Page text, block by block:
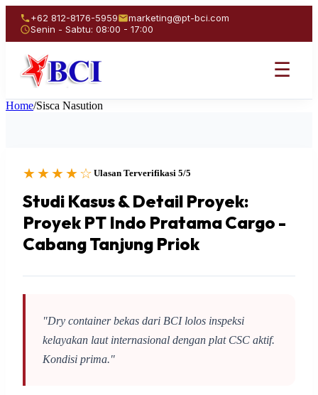
+62 812-8176-5959
marketing@pt-bci.com
Senin - Sabtu: 08:00 - 17:00
☰
Home/Sisca Nasution
★★★★☆ Ulasan Terverifikasi 5/5
Studi Kasus & Detail Proyek:
Proyek PT Indo Pratama Cargo -
Cabang Tanjung Priok
"Dry container bekas dari BCI lolos inspeksi
kelayakan laut internasional dengan plat CSC aktif.
Kondisi prima."